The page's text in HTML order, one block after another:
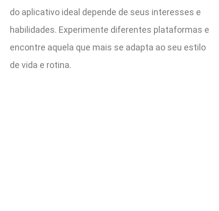
do aplicativo ideal depende de seus interesses e
habilidades. Experimente diferentes plataformas e
encontre aquela que mais se adapta ao seu estilo
de vida e rotina.